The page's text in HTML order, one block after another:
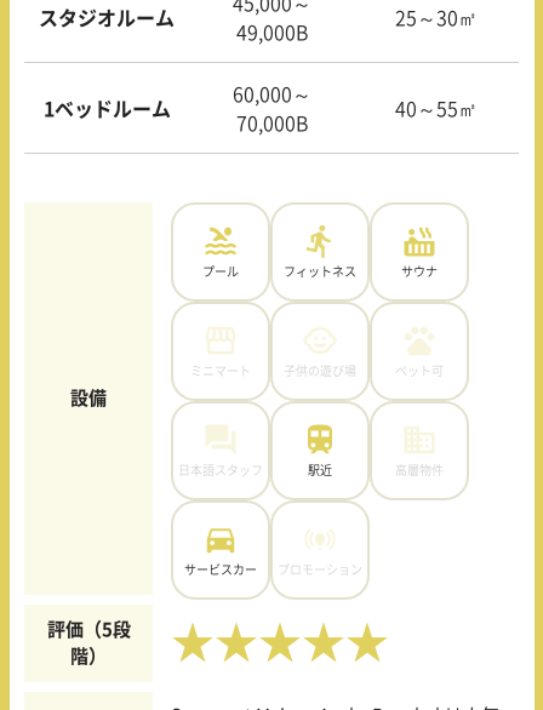
スタジオルーム
49,000B
25～30㎡
1ベッドルーム
60,000～
70,000B
40～55㎡
設備
プール フィットネス サウナ
ミニマート 子供の遊び場 ペット可
日本語スタッフ 駅近 高層物件
サービスカー プロモーション
評価（5段
階）
★★★★★